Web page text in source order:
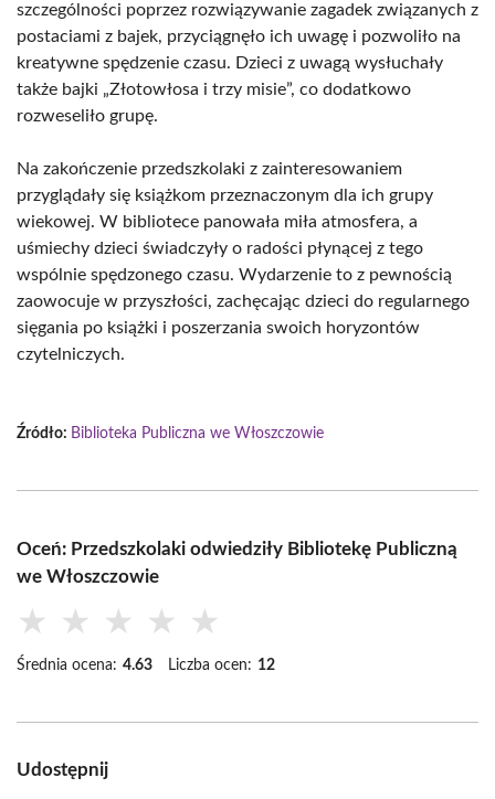
szczególności poprzez rozwiązywanie zagadek związanych z
postaciami z bajek, przyciągnęło ich uwagę i pozwoliło na
kreatywne spędzenie czasu. Dzieci z uwagą wysłuchały
także bajki „Złotowłosa i trzy misie”, co dodatkowo
rozweseliło grupę.
Na zakończenie przedszkolaki z zainteresowaniem
przyglądały się książkom przeznaczonym dla ich grupy
wiekowej. W bibliotece panowała miła atmosfera, a
uśmiechy dzieci świadczyły o radości płynącej z tego
wspólnie spędzonego czasu. Wydarzenie to z pewnością
zaowocuje w przyszłości, zachęcając dzieci do regularnego
sięgania po książki i poszerzania swoich horyzontów
czytelniczych.
Źródło: Biblioteka Publiczna we Włoszczowie
Oceń: Przedszkolaki odwiedziły Bibliotekę Publiczną
we Włoszczowie
★ ★ ★ ★ ★
Średnia ocena: 4.63 Liczba ocen: 12
Udostępnij